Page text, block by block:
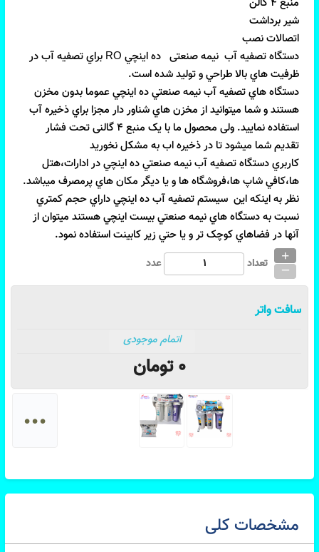
اتصالات نصب
دستگاه تصفيه آب  نیمه صنعتی   ده اينچي RO براي تصفيه آب در
دستگاه هاي تصفيه آب نيمه صنعتي ده اينچي عموما بدون مخزن
هستند و شما ميتوانيد از مخزن هاي شناور دار مجزا براي ذخيره آب
استفاده نماييد. ولی محصول ما با یک منبع 4 گالنی تحت فشار
تقدیم شما میشود تا در ذخیره اب به مشکل نخورید
کاربري دستگاه تصفيه آب نيمه صنعتي ده اينچي در ادارات،هتل
نظر به اينکه اين  سيستم تصفيه آب ده اينچي داراي حجم کمتري
نسبت به دستگاه هاي نيمه صنعتي بيست اينچي هستند ميتوان از
آنها در فضاهاي کوچک تر و يا حتي زير کابينت استفاده نمود.
تعداد
+
_ عدد
سافت واتر
اتمام موجودی
0تومان
...
مشخصات کلی